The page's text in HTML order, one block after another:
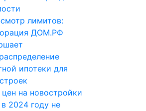
лимитов:
ДОМ.РФ
ипотеки для
цен на новостройки
2024 году не